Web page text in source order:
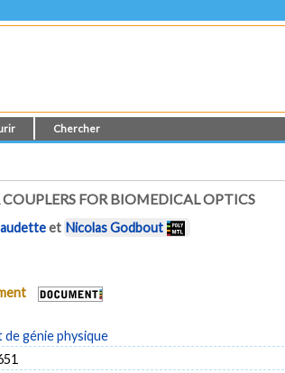
Chercher
FOR BIOMEDICAL OPTICS
et Nicolas Godbout
génie physique